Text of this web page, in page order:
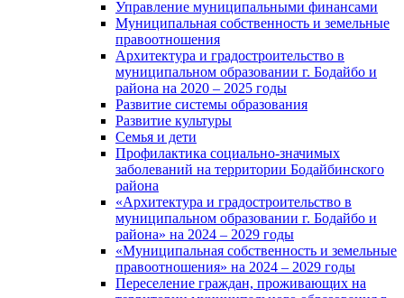
Управление муниципальными финансами
Муниципальная собственность и земельные
правоотношения
Архитектура и градостроительство в
муниципальном образовании г. Бодайбо и
района на 2020 – 2025 годы
Развитие системы образования
Развитие культуры
Семья и дети
Профилактика социально-значимых
заболеваний на территории Бодайбинского
района
«Архитектура и градостроительство в
муниципальном образовании г. Бодайбо и
района» на 2024 – 2029 годы
«Муниципальная собственность и земельные
правоотношения» на 2024 – 2029 годы
Переселение граждан, проживающих на